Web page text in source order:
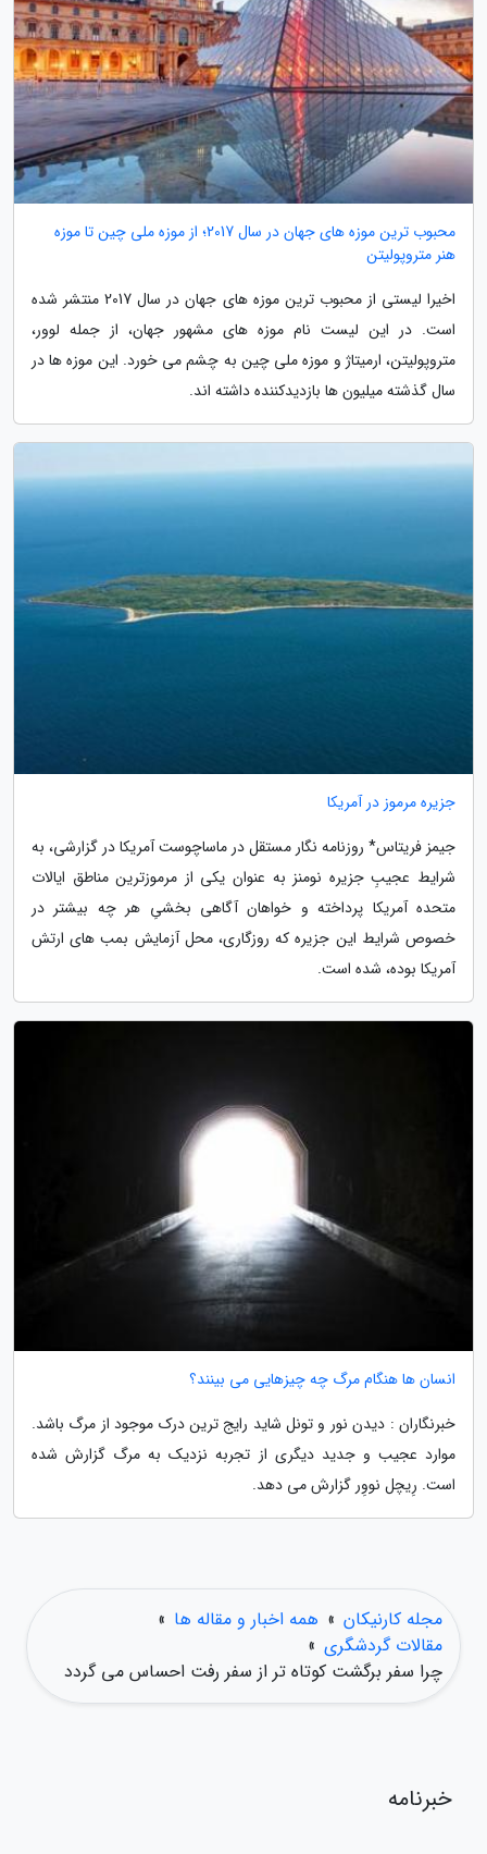
محبوب ترین موزه های جهان در سال 2017؛ از موزه ملی چین تا موزه
هنر متروپولیتن
اخیرا لیستی از محبوب ترین موزه های جهان در سال 2017 منتشر شده
است. در این لیست نام موزه های مشهور جهان، از جمله لوور،
متروپولیتن، ارمیتاژ و موزه ملی چین به چشم می خورد. این موزه ها در
سال گذشته میلیون ها بازدیدکننده داشته اند.
جزیره مرموز در آمریکا
جیمز فریتاس* روزنامه نگار مستقل در ماساچوست آمریکا در گزارشی، به
شرایط عجیبِ جزیره نومنز به عنوان یکی از مرموزترین مناطق ایالات
متحده آمریکا پرداخته و خواهان آگاهی بخشیِ هر چه بیشتر در
خصوص شرایط این جزیره که روزگاری، محل آزمایش بمب های ارتش
آمریکا بوده، شده است.
انسان ها هنگام مرگ چه چیزهایی می بینند؟
خبرنگاران : دیدن نور و تونل شاید رایج ترین درک موجود از مرگ باشد.
موارد عجیب و جدید دیگری از تجربه نزدیک به مرگ گزارش شده
است. رِیچل نووِر گزارش می دهد.
مجله کارنیکان » همه اخبار و مقاله ها »
مقالات گردشگری »
چرا سفر برگشت کوتاه تر از سفر رفت احساس می گردد
خبرنامه